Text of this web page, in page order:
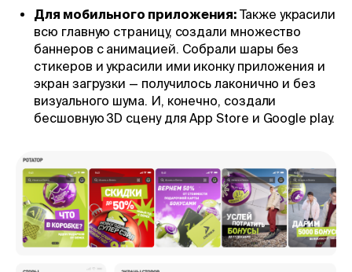
Для мобильного приложения: Также украсили
всю главную страницу, создали множество
баннеров с анимацией. Собрали шары без
стикеров и украсили ими иконку приложения и
экран загрузки — получилось лаконично и без
визуального шума. И, конечно, создали
бесшовную 3D сцену для App Store и Google play.